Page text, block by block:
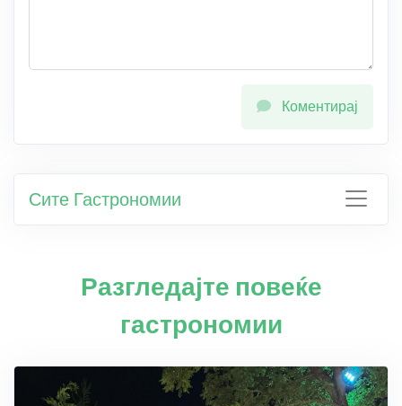
Коментирај
Сите Гастрономии
Разгледајте повеќе
гастрономии